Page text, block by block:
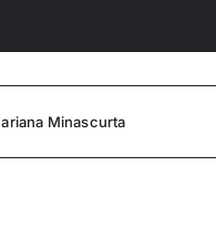
Minascurta